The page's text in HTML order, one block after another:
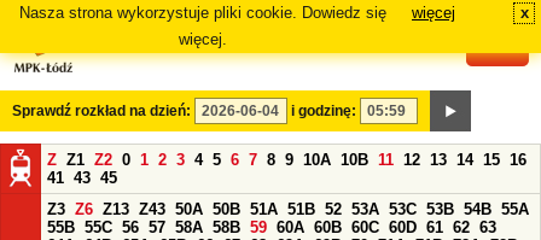
Nasza strona wykorzystuje pliki cookie. Dowiedz się
więcej.
więcej x
Sprawdź rozkład na dzień: i godzinę:
Z Z1 Z2 0 1 2 3 4 5 6 7 8 9 10A 10B 11 12 13 14 15 16
41 43 45
Z3 Z6 Z13 Z43 50A 50B 51A 51B 52 53A 53C 53B 54B 55A
55B 55C 56 57 58A 58B 59 60A 60B 60C 60D 61 62 63